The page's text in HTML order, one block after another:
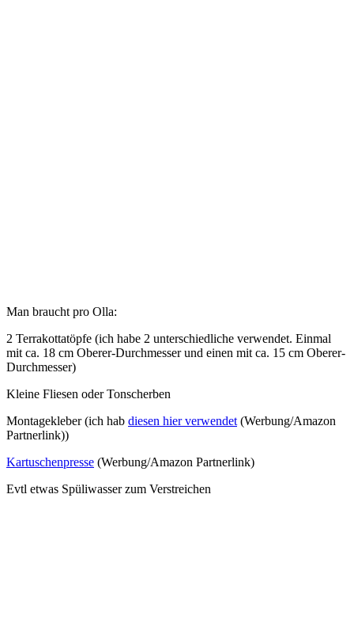
Man braucht pro Olla:
2 Terrakottatöpfe (ich habe 2 unterschiedliche verwendet. Einmal
mit ca. 18 cm Oberer-Durchmesser und einen mit ca. 15 cm Oberer-
Durchmesser)
Kleine Fliesen oder Tonscherben
Montagekleber (ich hab diesen hier verwendet (Werbung/Amazon
Partnerlink))
Kartuschenpresse (Werbung/Amazon Partnerlink)
Evtl etwas Spüliwasser zum Verstreichen